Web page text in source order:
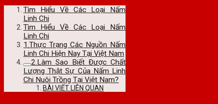
Tìm Hiểu Về Các Loại Nấm
Linh Chi
Tìm Hiểu Về Các Loại Nấm
Linh Chi
1.Thực Trạng Các Nguồn Nấm
Linh Chi Hiện Nay Tại Việt Nam
2.Làm Sao Biết Được Chất
Lượng Thật Sự Của Nấm Linh
Chi Nuôi Trồng Tại Việt Nam?
BÀI VIẾT LIÊN QUAN